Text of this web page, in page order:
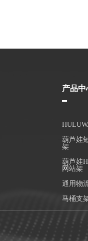
产品中
葫芦娃
架
葫芦娃
网站架
通用物
马桶支